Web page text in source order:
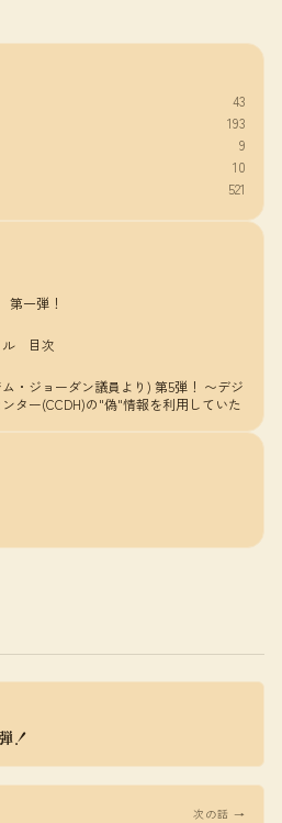
43
193
9
10
521
一弾！
ル 目次
ム・ジョーダン議員より) 第5弾！ 〜デジ
ター(CCDH)の"偽"情報を利用していた
！
次の話 →